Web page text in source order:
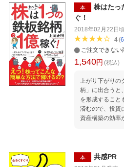
後資金が不安だ
金の不安が一気
ら忘れないから
できた」（38
だけの生活がつ
ら、 世界が広
が変わってしまうのか？ もし
に不満を抱いて
な人生を望んで
サポートする 最
ぜひ、試してみ
本
株はたっ
ぐ！
2018年02月22日
4(6
ご注文できない
1,540円 (税込)
上がり下がり
柄」に出合うと
を形成すること
済むので、投資
資産構築の効率
本 共感PR